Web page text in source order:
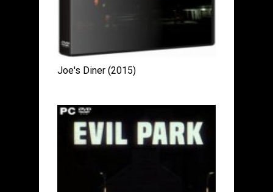
Joe's Diner (2015)